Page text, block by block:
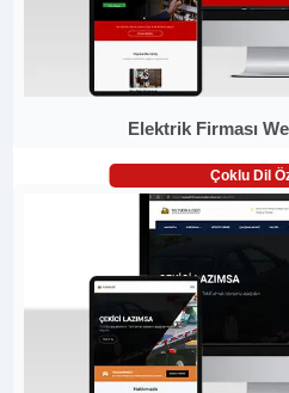
Elektrik Firması
Çoklu Dil